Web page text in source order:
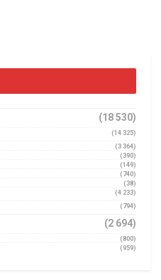
(18 530)
(14 325)
(3 364)
(390)
(149)
(740)
(38)
(4 233)
(794)
(2 694)
(800)
(959)